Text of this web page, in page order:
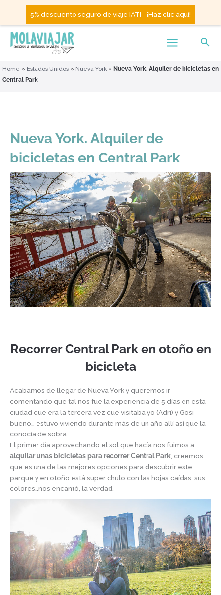
5% descuento seguro de viaje IATI - ¡Haz clic aquí!
Home » Estados Unidos » Nueva York » Nueva York. Alquiler de bicicletas en
Central Park
Nueva York. Alquiler de
bicicletas en Central Park
Recorrer Central Park en otoño en
bicicleta
Acabamos de llegar de Nueva York y queremos ir
comentando que tal nos fue la experiencia de 5 días en esta
ciudad que era la tercera vez que visitaba yo (Adri) y Gosi
bueno… estuvo viviendo durante más de un año allí así que la
conocía de sobra.
El primer día aprovechando el sol que hacía nos fuimos a
alquilar unas bicicletas para recorrer Central Park, creemos
que es una de las mejores opciones para descubrir este
parque y en otoño está super chulo con las hojas caídas, sus
colores…nos encantó, la verdad.